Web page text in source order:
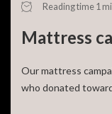
Reading time 1
Mattress
Our mattress
who donated